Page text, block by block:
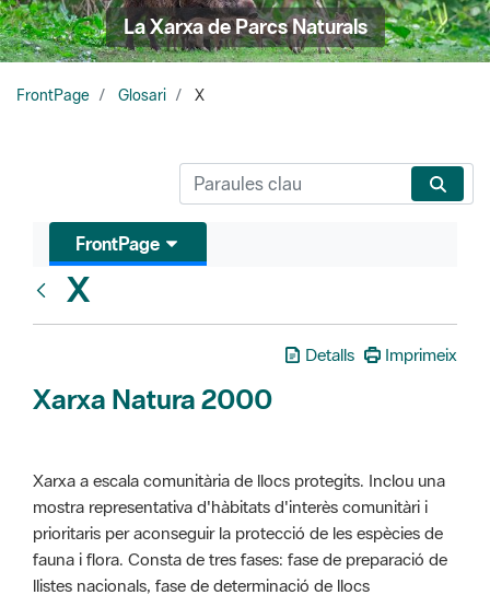
La Xarxa de Parcs Naturals
FrontPage Glosari X
FrontPage
X
Detalls Imprimeix
Xarxa Natura 2000
Xarxa a escala comunitària de llocs protegits. Inclou una
mostra representativa d'hàbitats d'interès comunitàri i
prioritaris per aconseguir la protecció de les espècies de
fauna i flora. Consta de tres fases: fase de preparació de
llistes nacionals, fase de determinació de llocs